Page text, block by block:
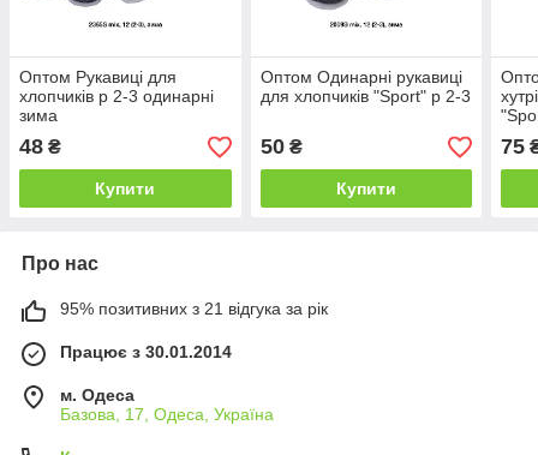
Оптом Рукавиці для
хлопчиків р 2-3 одинарні
зима
48 ₴
Купити
Оптом Одинарні рукавиці
для хлопчиків "Sport" р 2-3
50₴
Купити
75
Про нас
95% позитивних з 21 відгука за рік
Працює з 30.01.2014
м. Одеса
Базова, 17, Одеса, Україна